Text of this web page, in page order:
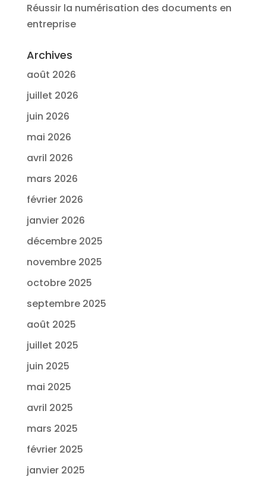
Réussir la numérisation des documents en
entreprise
Archives
août 2026
juillet 2026
juin 2026
mai 2026
avril 2026
mars 2026
février 2026
janvier 2026
décembre 2025
novembre 2025
octobre 2025
septembre 2025
août 2025
juillet 2025
juin 2025
mai 2025
avril 2025
mars 2025
février 2025
janvier 2025